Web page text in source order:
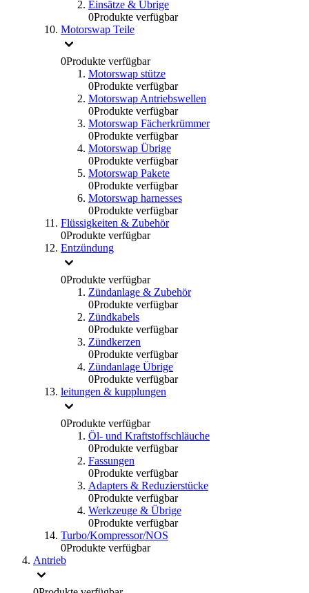
Einsätze & Übrige
0Produkte verfügbar
Motorswap Teile
0Produkte verfügbar
Motorswap stütze
0Produkte verfügbar
Motorswap Antriebswellen
0Produkte verfügbar
Motorswap Fächerkrümmer
0Produkte verfügbar
Motorswap Übrige
0Produkte verfügbar
Motorswap Pakete
0Produkte verfügbar
Motorswap harnesses
0Produkte verfügbar
Flüssigkeiten & Zubehör
0Produkte verfügbar
Entzündung
0Produkte verfügbar
Zündanlage & Zubehör
0Produkte verfügbar
Zündkabels
0Produkte verfügbar
Zündkerzen
0Produkte verfügbar
Zündanlage Übrige
0Produkte verfügbar
leitungen & kupplungen
0Produkte verfügbar
Öl- und Kraftstoffschläuche
0Produkte verfügbar
Fassungen
0Produkte verfügbar
Adapters & Reduzierstücke
0Produkte verfügbar
Werkzeuge & Übrige
0Produkte verfügbar
Turbo/Kompressor/NOS
0Produkte verfügbar
Antrieb